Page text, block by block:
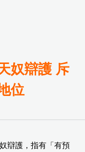
奴辯護 斥
位
辯護，指有「有預